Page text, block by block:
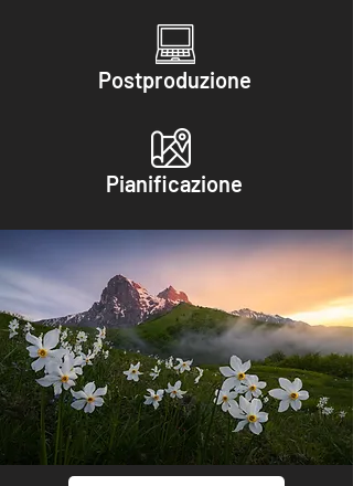
Postproduzione
Pianificazione